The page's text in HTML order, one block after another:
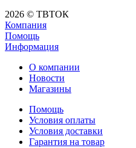
2026 © ТВТОК
Компания
Помощь
Информация
О компании
Новости
Магазины
Помощь
Условия оплаты
Условия доставки
Гарантия на товар